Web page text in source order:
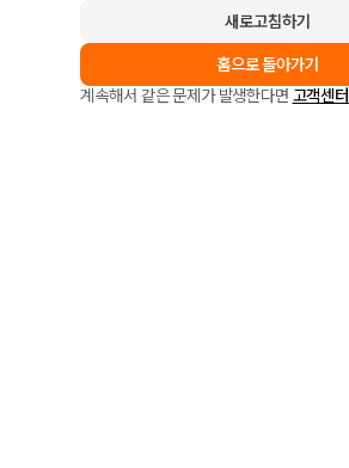
새로고침하기
홈으로 돌아가기
계속해서 같은 문제가 발생한다면 고객센터